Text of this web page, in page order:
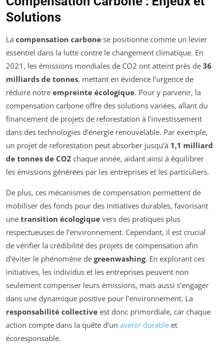
Solutions
La compensation carbone se positionne comme un levier
essentiel dans la lutte contre le changement climatique. En
2021, les émissions mondiales de CO2 ont atteint près de 36
milliards de tonnes, mettant en évidence l’urgence de
réduire notre empreinte écologique. Pour y parvenir, la
compensation carbone offre des solutions variées, allant du
financement de projets de reforestation à l’investissement
dans des technologies d’énergie renouvelable. Par exemple,
un projet de reforestation peut absorber jusqu’à 1,1 milliard
de tonnes de CO2 chaque année, aidant ainsi à équilibrer
les émissions générées par les entreprises et les particuliers.
De plus, ces mécanismes de compensation permettent de
mobiliser des fonds pour des initiatives durables, favorisant
une transition écologique vers des pratiques plus
respectueuses de l’environnement. Cependant, il est crucial
de vérifier la crédibilité des projets de compensation afin
d’éviter le phénomène de greenwashing. En explorant ces
initiatives, les individus et les entreprises peuvent non
seulement compenser leurs émissions, mais aussi s’engager
dans une dynamique positive pour l’environnement. La
responsabilité collective est donc primordiale, car chaque
action compte dans la quête d’un avenir durable et
écoresponsable.